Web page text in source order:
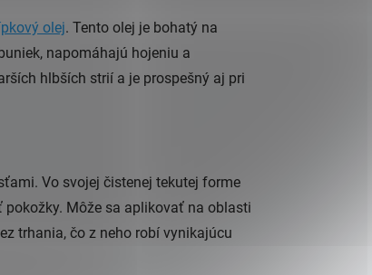
olej. Tento olej je bohatý na
napomáhajú hojeniu a
hlbších strií a je prospešný aj pri
Vo svojej čistenej tekutej forme
Môže sa aplikovať na oblasti
trhania, čo z neho robí vynikajúcu